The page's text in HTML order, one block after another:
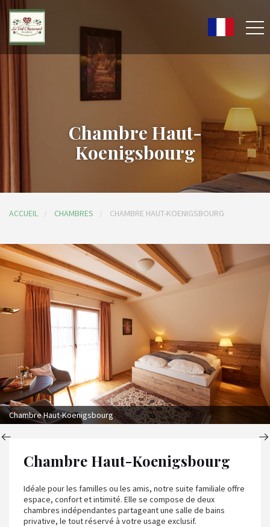
Chambre Haut-
Koenigsbourg
ACCUEIL CHAMBRES CHAMBRE HAUT-KOENIGSBOURG
Chambre Haut-Koenigsbourg
Chambre Haut-Koenigsbourg
Idéale pour les familles ou les amis, notre suite familiale offre
espace, confort et intimité. Elle se compose de deux
chambres indépendantes partageant une salle de bains
privative, le tout réservé à votre usage exclusif.